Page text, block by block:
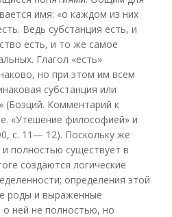
имя: «о каждом из них
Ведь субстанция есть, и
есть, и то же самое
Глагол «есть»
но при этом им всем
субстанция или
(Боэций. Комментарий к
«Утешение философией» и
с. 11— 12). Поскольку же
полностью существует в
создаются логические
определения этой
роды и выраженные
ней не полностью, но